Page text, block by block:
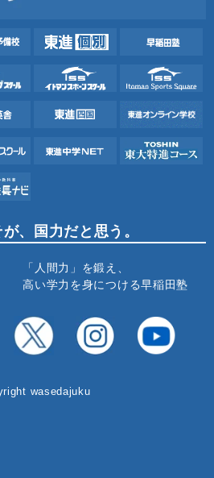
、国力だと思う。
「人間力」を鍛え、
高い学力を身につける早稲田塾
wasedajuku